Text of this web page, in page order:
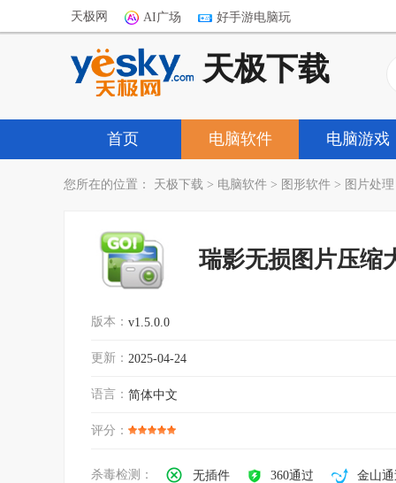
天极网 AI广场 好手游电脑玩
天极下载
首页 电脑软件 电脑游戏
您所在的位置： 天极下载 > 电脑软件 > 图形软件 > 图片处理
瑞影无损图片压缩
版本： v1.5.0.0
更新： 2025-04-24
语言： 简体中文
评分：
杀毒检测： 无插件 360通过 金山